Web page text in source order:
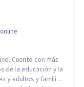
Cuento con más
de la educación y la
y adultos y familias